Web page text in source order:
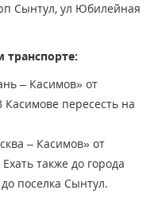
Сынтул, ул Юбилейная
транспорте:
– Касимов» от
Касимове пересесть на
– Касимов» от
также до города
поселка Сынтул.